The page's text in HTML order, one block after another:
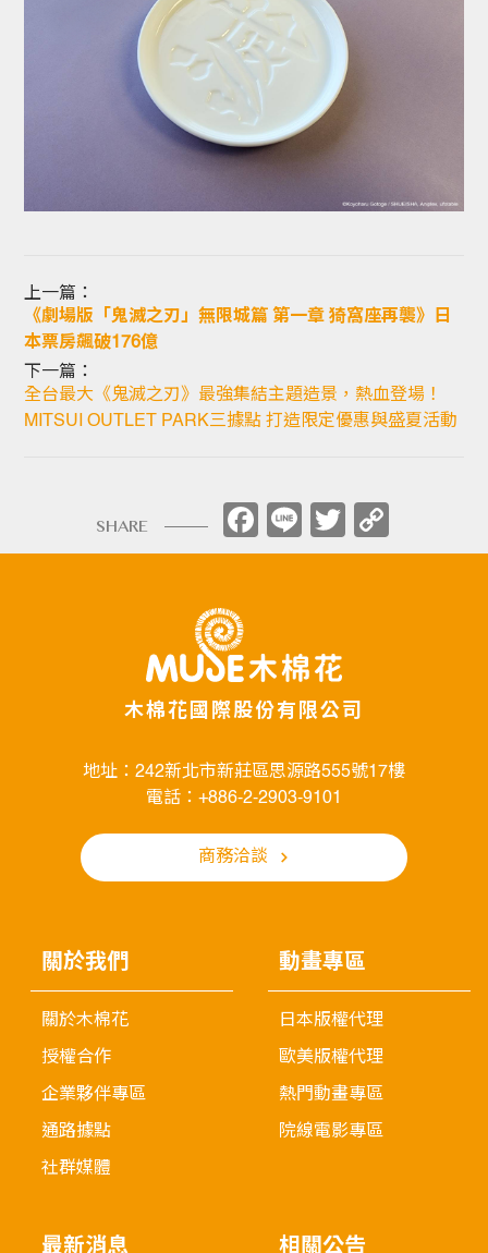
上一篇：
《劇場版「鬼滅之刃」無限城篇 第一章 猗窩座再襲》日
本票房飆破176億
下一篇：
全台最大《鬼滅之刃》最強集結主題造景，熱血登場！
MITSUI OUTLET PARK三據點 打造限定優惠與盛夏活動
SHARE Facebook
LineTwitter
Link
木棉花國際股份有限公司
地址：242新北市新莊區思源路555號17樓
電話：+886-2-2903-9101
商務洽談
關於我們
關於木棉花
授權合作
企業夥伴專區
通路據點
社群媒體
動畫專區
日本版權代理
歐美版權代理
熱門動畫專區
院線電影專區
最新消息 相關公告